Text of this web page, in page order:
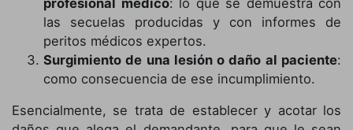
las secuelas producidas y con informes de
peritos médicos expertos.
Surgimiento de una lesión o daño al paciente:
como consecuencia de ese incumplimiento.
Esencialmente, se trata de establecer y acotar los